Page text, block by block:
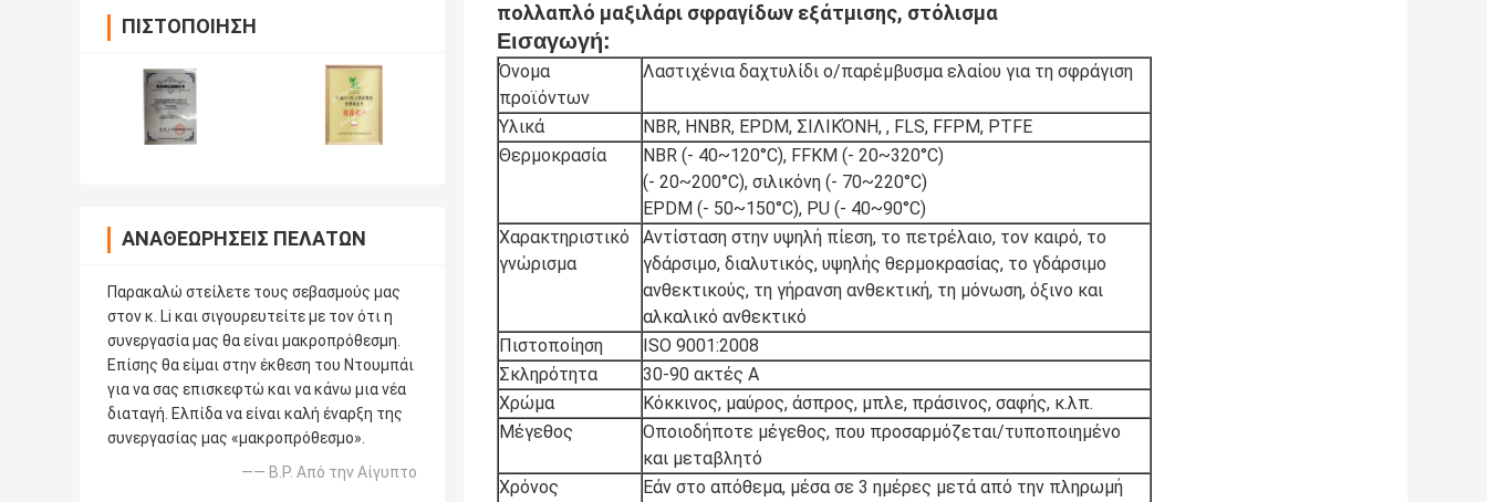
ΠΙΣΤΟΠΟΊΗΣΗ
ΑΝΑΘΕΩΡΉΣΕΙΣ ΠΕΛΑΤΏΝ
Παρακαλώ στείλετε τους σεβασμούς μας
στον κ. Li και σιγουρευτείτε με τον ότι η
συνεργασία μας θα είναι μακροπρόθεσμη.
Επίσης θα είμαι στην έκθεση του Ντουμπάι
για να σας επισκεφτώ και να κάνω μια νέα
διαταγή. Ελπίδα να είναι καλή έναρξη της
συνεργασίας μας «μακροπρόθεσμο».
—— B.P. Από την Αίγυπτο
πολλαπλό μαξιλάρι σφραγίδων εξάτμισης, στόλισμα
Εισαγωγή:
Όνομα
προϊόντων
Λαστιχένια δαχτυλίδι ο/παρέμβυσμα ελαίου για τη σφράγιση
Υλικά
NBR, HNBR, EPDM, ΣΙΛΙΚΌΝΗ, , FLS, FFPM, PTFE
Θερμοκρασία
NBR (- 40~120°C), FFKM (- 20~320°C)
(- 20~200°C), σιλικόνη (- 70~220°C)
EPDM (- 50~150°C), PU (- 40~90°C)
Χαρακτηριστικό
γνώρισμα
Αντίσταση στην υψηλή πίεση, το πετρέλαιο, τον καιρό, το
γδάρσιμο, διαλυτικός, υψηλής θερμοκρασίας, το γδάρσιμο
ανθεκτικούς, τη γήρανση ανθεκτική, τη μόνωση, όξινο και
αλκαλικό ανθεκτικό
Πιστοποίηση
ISO 9001:2008
Σκληρότητα
30-90 ακτές Α
Χρώμα
Κόκκινος, μαύρος, άσπρος, μπλε, πράσινος, σαφής, κ.λπ.
Μέγεθος
Οποιοδήποτε μέγεθος, που προσαρμόζεται/τυποποιημένο
και μεταβλητό
Χρόνος
Εάν στο απόθεμα, μέσα σε 3 ημέρες μετά από την πληρωμή